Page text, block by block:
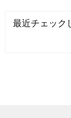
最近チェック